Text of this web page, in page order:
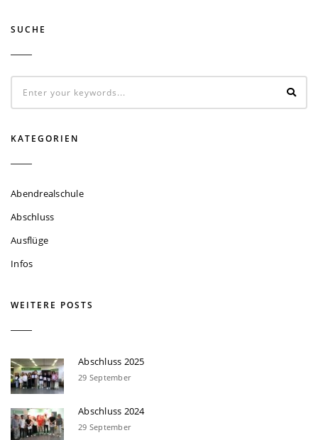
SUCHE
KATEGORIEN
Abendrealschule
Abschluss
Ausflüge
Infos
WEITERE POSTS
Abschluss 2025
29 September
Abschluss 2024
29 September